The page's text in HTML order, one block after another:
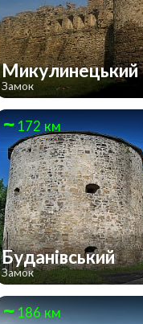
Микулинецький
Замок
172 км
Буданівський
Замок
186 км